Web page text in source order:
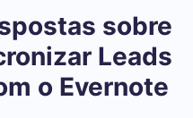
sobre
Leads
o Evernote